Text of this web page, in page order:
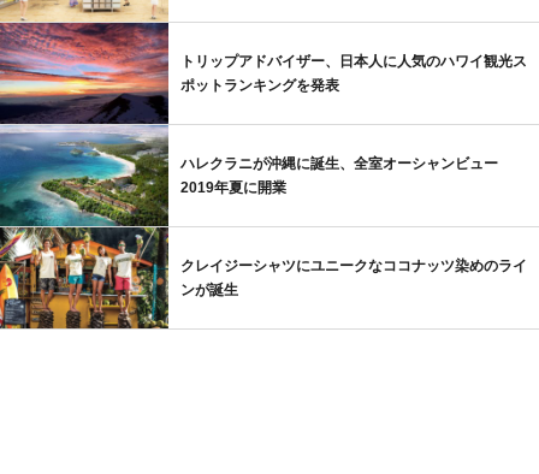
トリップアドバイザー、日本人に人気のハワイ観光ス
ポットランキングを発表
ハレクラニが沖縄に誕生、全室オーシャンビュー
2019年夏に開業
クレイジーシャツにユニークなココナッツ染めのライ
ンが誕生